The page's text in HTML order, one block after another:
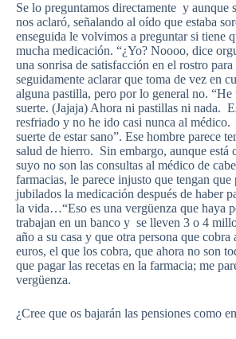
Se lo preguntamos directamente y aunque
nos aclaró, señalando al oído que estaba
enseguida le volvimos a preguntar si tiene
mucha medicación. “¿Yo? Noooo, dice
una sonrisa de satisfacción en el rostro para
seguidamente aclarar que toma de vez en
alguna pastilla, pero por lo general no. “He
suerte. (Jajaja) Ahora ni pastillas ni nada.
resfriado y no he ido casi nunca al
suerte de estar sano”. Ese hombre parece
salud de hierro. Sin embargo, aunque está
suyo no son las consultas al médico de
farmacias, le parece injusto que tengan que
jubilados la medicación después de haber
la vida…“Eso es una vergüenza que haya
trabajan en un banco y se lleven 3 o 4
año a su casa y que otra persona que cobra
euros, el que los cobra, que ahora no son
que pagar las recetas en la farmacia; me
vergüenza.
¿Cree que os bajarán las pensiones como